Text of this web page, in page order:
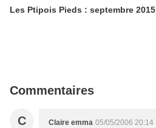
Les Ptipois Pieds : septembre 2015
Commentaires
C Claire emma 05/05/2006 20:14